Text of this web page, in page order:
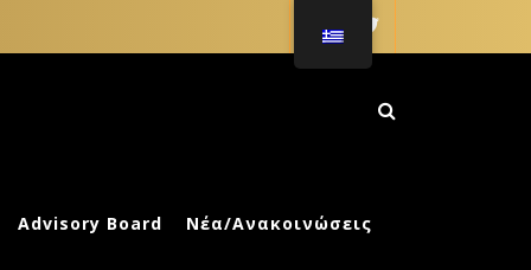
ΑΓΩΓΗ
Advisory Board Νέα/Ανακοινώσεις